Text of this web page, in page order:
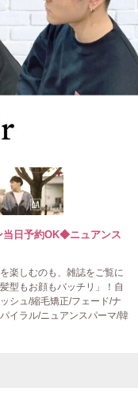
当日予約OK◆ニュアンス
楽しむのも、雑誌をご覧に
型もお顔もバッチリ」！自
シュ/縮毛矯正/フェード/ナ
イラル/ニュアンスパーマ/韓